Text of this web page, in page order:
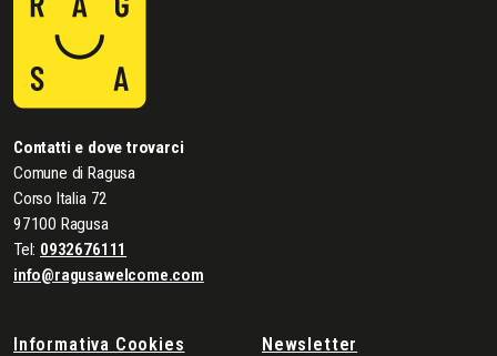
Contatti e dove trovarci
Comune di Ragusa
Corso Italia 72
97100 Ragusa
Tel: 0932676111
info@ragusawelcome.com
Informativa Cookies
Newsletter